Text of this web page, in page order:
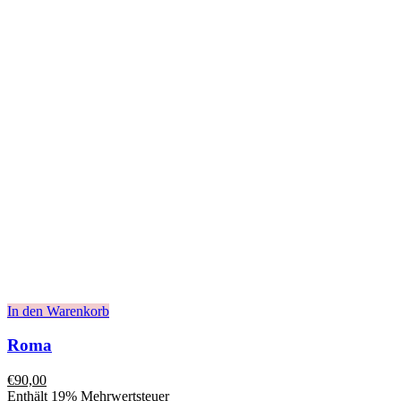
In den Warenkorb
Roma
€90,00
Enthält 19% Mehrwertsteuer